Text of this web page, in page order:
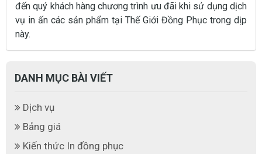
đến quý khách hàng chương trình ưu đãi khi sử dụng dịch
vụ in ấn các sản phẩm tại Thế Giới Đồng Phục trong dịp
này.
DANH MỤC BÀI VIẾT
Dịch vụ
Bảng giá
Kiến thức In đồng phục